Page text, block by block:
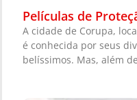
Películas de
A cidade de Corupa,
é conhecida por seus
belíssimos. Mas, além